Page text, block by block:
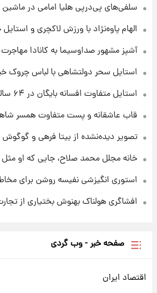
۲۰ ساعت پیش
تصاویر عمامه
افشای محل
سلفی‌های پی‌درپی هلیا امامی در
الهام پاوه‌نژاد با ورزش لاکچری و
آشپز مشهور صداوسیما به کانادا
استایل سحر دولتشاهی با لباس چروک
استایل متفاوت افسانه بایگان در ۶۴ سالگی + عکس
قاب عاشقانه و پست متفاوت همسر
تصویر دیده‌نشده از بیتا فرهی و
خانه مجلل محمد صلاح، جایی که او مثل
استوری انگیزشی نفیسه روشن برای
افشاگری هولناک بهنوش بختیاری از
صفحه خبر - وب گردی
اقتصاد ایران